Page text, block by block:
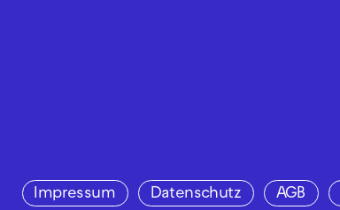
Impressum Datenschutz AGB